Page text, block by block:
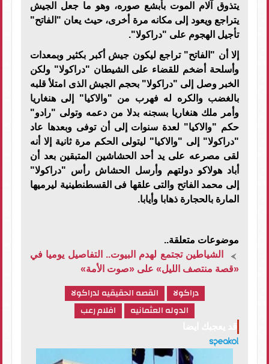
يتذوق آلام الموت بأبشع صوره، وهو ما جعل الجيش
يتراجع ويعود إلى مكانه مرة أخرى، حيث يعان "الفاتح"
تأجيل الهجوم على "دراكولا".
إلا أن "الفاتح" تراجع ليكون جيش أكبر بكثير وبمعدات
وأسلحة أضخم للقضاء على الشيطان "دراكولا" ولكن
الخبر وصل إلى "دراكولا" بحجم الجيش الذى امتلأ قلبه
بالغضب والكره له فهرب من "والاكيا" إلى هنغاريا
وأمر ملك هنغاريا بسجنه بدلا من دعمه وتولى "رادو"
حكم "والاكيا" لعدة سنوات إلى أن توفى وبعدها عاد
"دراكولا" إلى "والاكيا" ليتولى الحكم مرة ثانية إلا أنه
لقى مصرعه على يد أحد الحشاشين المتبقين بعد أن
أباد هولاكو دولتهم وأرسل الحشاش رأس "دراكولا"
إلى محمد الفاتح والتى علقها فى القسطنطينية ليرميها
المارة بالحجارة ذهابا وأيابا.
موضوعات متعلقة..
الشياطين تجتمع لهدم البيوت.. التفاصيل يوميا في
«قصة منتصف الليل» على «صوت الأمة»
دراكولا
القصه الحقيقيه لدراكولا
الدوله العثمانيه
افلام رعب